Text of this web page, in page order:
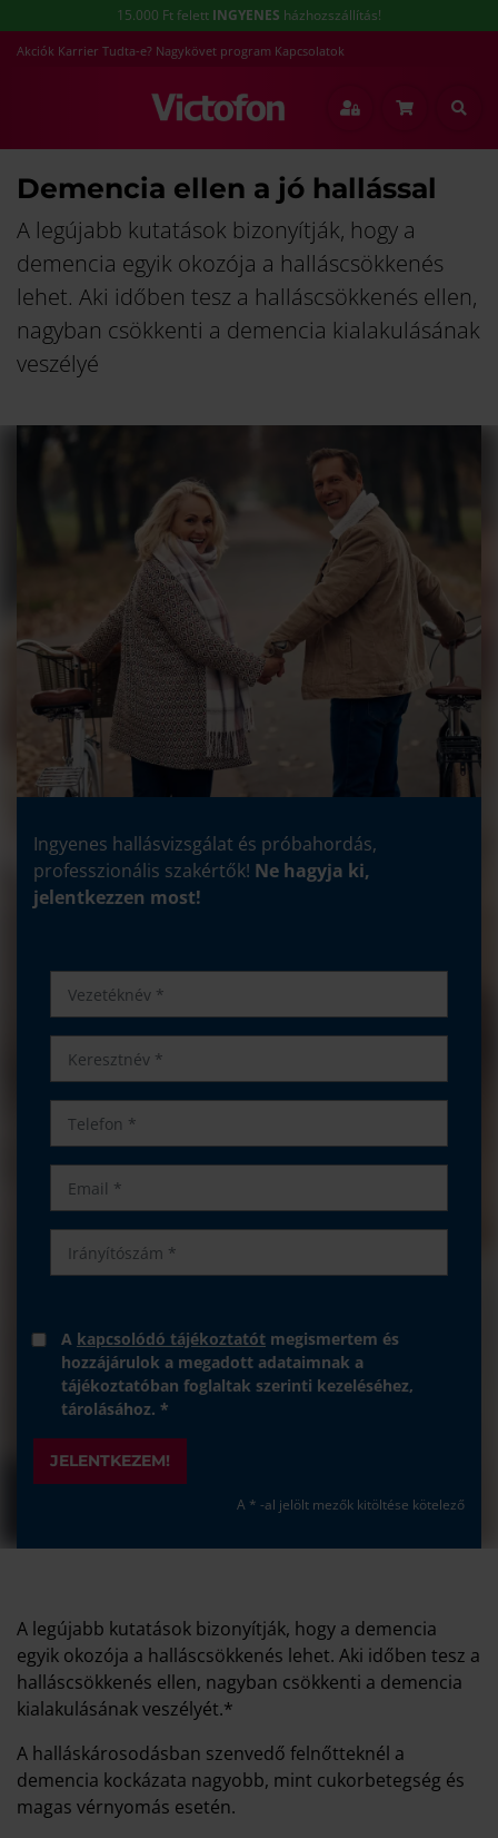
15.000 Ft felett INGYENES házhozszállítás!
Akciók Karrier Tudta-e? Nagykövet program Kapcsolatok
Demencia ellen a jó hallással
A legújabb kutatások bizonyítják, hogy a
demencia egyik okozója a halláscsökkenés
lehet. Aki időben tesz a halláscsökkenés ellen,
nagyban csökkenti a demencia kialakulásának
veszélyé
Ingyenes hallásvizsgálat és próbahordás,
professzionális szakértők! Ne hagyja ki,
jelentkezzen most!
A kapcsolódó tájékoztatót megismertem és
hozzájárulok a megadott adataimnak a
tájékoztatóban foglaltak szerinti kezeléséhez,
tárolásához. *
JELENTKEZEM!
A * -al jelölt mezők kitöltése kötelező
A legújabb kutatások bizonyítják, hogy a demencia
egyik okozója a halláscsökkenés lehet. Aki időben tesz a
halláscsökkenés ellen, nagyban csökkenti a demencia
kialakulásának veszélyét.*
A halláskárosodásban szenvedő felnőtteknél a
demencia kockázata nagyobb, mint cukorbetegség és
magas vérnyomás esetén.